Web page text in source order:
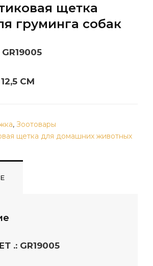
щетка
груминга собак
СМ
, Зоотовары
щетка для домашних животных
.: GR19005